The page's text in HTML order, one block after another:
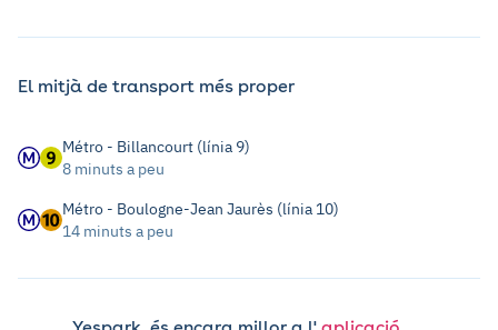
El mitjà de transport més proper
Métro - Billancourt (línia 9)
8 minuts a peu
Métro - Boulogne-Jean Jaurès (línia 10)
14 minuts a peu